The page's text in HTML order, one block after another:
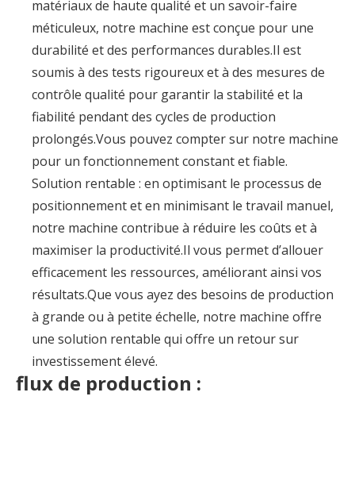
matériaux de haute qualité et un savoir-faire
méticuleux, notre machine est conçue pour une
durabilité et des performances durables.Il est
soumis à des tests rigoureux et à des mesures de
contrôle qualité pour garantir la stabilité et la
fiabilité pendant des cycles de production
prolongés.Vous pouvez compter sur notre machine
pour un fonctionnement constant et fiable.
Solution rentable : en optimisant le processus de
positionnement et en minimisant le travail manuel,
notre machine contribue à réduire les coûts et à
maximiser la productivité.Il vous permet d’allouer
efficacement les ressources, améliorant ainsi vos
résultats.Que vous ayez des besoins de production
à grande ou à petite échelle, notre machine offre
une solution rentable qui offre un retour sur
investissement élevé.
flux de production :